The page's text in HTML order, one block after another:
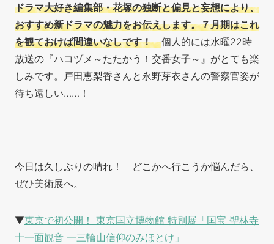
ドラマ大好き編集部・花塚の独断と偏見と妄想により、
おすすめ新ドラマの魅力をお伝えします。７月期はこれ
を観ておけば間違いなしです！個人的には水曜22時
放送の『ハコヅメ～たたかう！交番女子～』がとても楽
しみです。戸田恵梨香さんと永野芽衣さんの警察官姿が
待ち遠しい……！
今日は久しぶりの晴れ！ どこかへ行こうか悩んだら、
ぜひ美術展へ。
▼東京で初公開！ 東京国立博物館 特別展「国宝 聖林寺
十一面観音 ―三輪山信仰のみほとけ」